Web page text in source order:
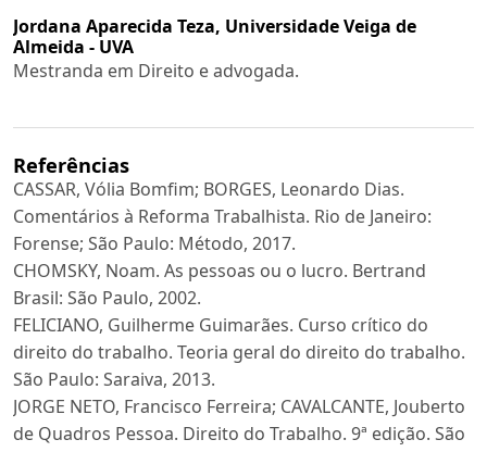
Jordana Aparecida Teza, Universidade Veiga de
Almeida - UVA
Mestranda em Direito e advogada.
Referências
CASSAR, Vólia Bomfim; BORGES, Leonardo Dias.
Comentários à Reforma Trabalhista. Rio de Janeiro:
Forense; São Paulo: Método, 2017.
CHOMSKY, Noam. As pessoas ou o lucro. Bertrand
Brasil: São Paulo, 2002.
FELICIANO, Guilherme Guimarães. Curso crítico do
direito do trabalho. Teoria geral do direito do trabalho.
São Paulo: Saraiva, 2013.
JORGE NETO, Francisco Ferreira; CAVALCANTE, Jouberto
de Quadros Pessoa. Direito do Trabalho. 9ª edição. São